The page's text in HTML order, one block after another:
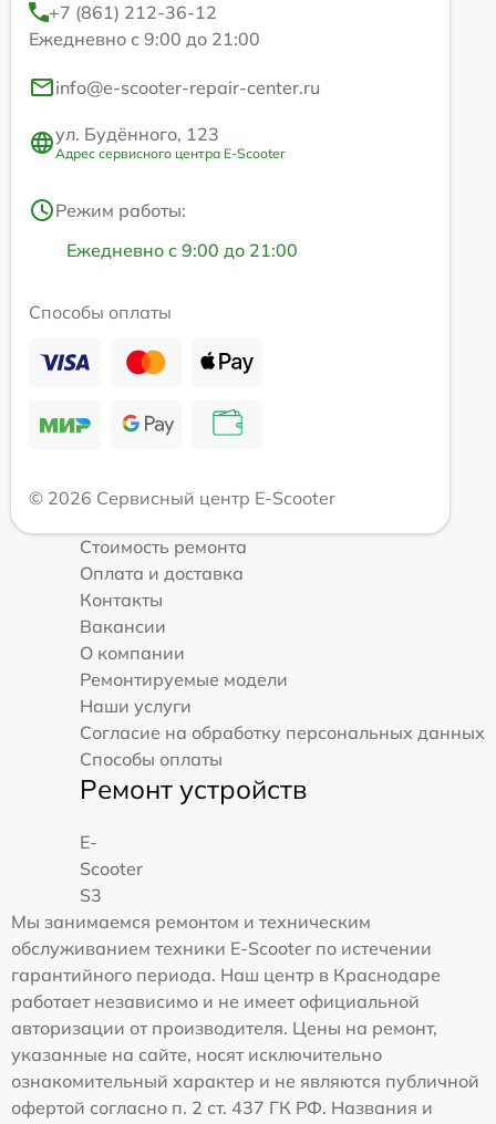
+7 (861) 212-36-12
Ежедневно с 9:00 до 21:00
info@e-scooter-repair-center.ru
ул. Будённого, 123
Адрес сервисного центра E-Scooter
Режим работы:
Ежедневно с 9:00 до 21:00
Способы оплаты
© 2026 Сервисный центр E-Scooter
Стоимость ремонта
Оплата и доставка
Контакты
Вакансии
О компании
Ремонтируемые модели
Наши услуги
Согласие на обработку персональных данных
Способы оплаты
Ремонт устройств
E-
Scooter
S3
Мы занимаемся ремонтом и техническим
обслуживанием техники E-Scooter по истечении
гарантийного периода. Наш центр в Краснодаре
работает независимо и не имеет официальной
авторизации от производителя. Цены на ремонт,
указанные на сайте, носят исключительно
ознакомительный характер и не являются публичной
офертой согласно п. 2 ст. 437 ГК РФ. Названия и